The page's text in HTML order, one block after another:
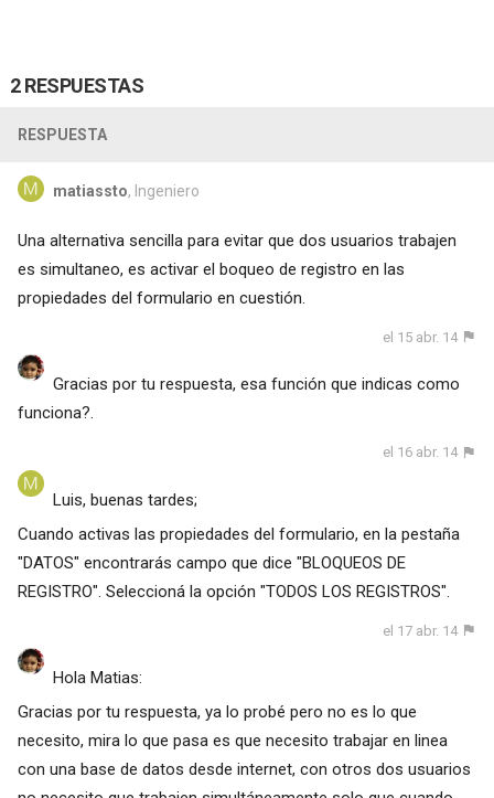
2 RESPUESTAS
RESPUESTA
matiassto, Ingeniero
Una alternativa sencilla para evitar que dos usuarios trabajen
es simultaneo, es activar el boqueo de registro en las
propiedades del formulario en cuestión.
el 15 abr. 14
Gracias por tu respuesta, esa función que indicas como
funciona?.
el 16 abr. 14
Luis, buenas tardes;
Cuando activas las propiedades del formulario, en la pestaña
"DATOS" encontrarás campo que dice "BLOQUEOS DE
REGISTRO". Seleccioná la opción "TODOS LOS REGISTROS".
el 17 abr. 14
Hola Matias:
Gracias por tu respuesta, ya lo probé pero no es lo que
necesito, mira lo que pasa es que necesito trabajar en linea
con una base de datos desde internet, con otros dos usuarios